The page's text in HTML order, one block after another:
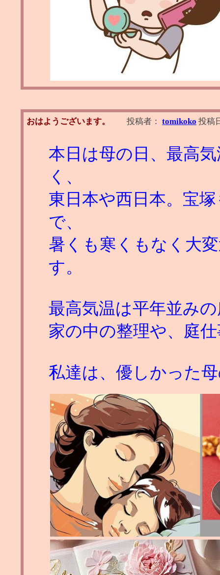
おはようございます。 投稿者： tomikoko 投稿
本日は母の日、最高
く、
東日本や西日本。宝
で、
暑くも寒くもなく大
す。
最高気温は平年並み
家の中の整理や、庭
私達は、優しかった